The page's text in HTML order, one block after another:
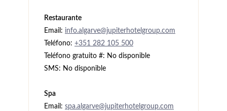
Restaurante
Email: info.algarve@jupiterhotelgroup.com
Teléfono: +351 282 105 500
Teléfono gratuito #: No disponible
SMS: No disponible
Spa
Email: spa.algarve@jupiterhotelgroup.com